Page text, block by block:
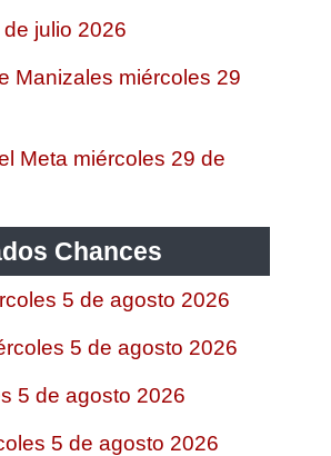
julio 2026
Manizales miércoles 29
Meta miércoles 29 de
Chances
5 de agosto 2026
5 de agosto 2026
5 de agosto 2026
5 de agosto 2026